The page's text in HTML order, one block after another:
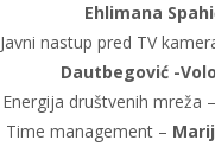
Ehlimana
Javni nastup pred TV
Dautbegović -
Energija društvenih mreža –
Time management –